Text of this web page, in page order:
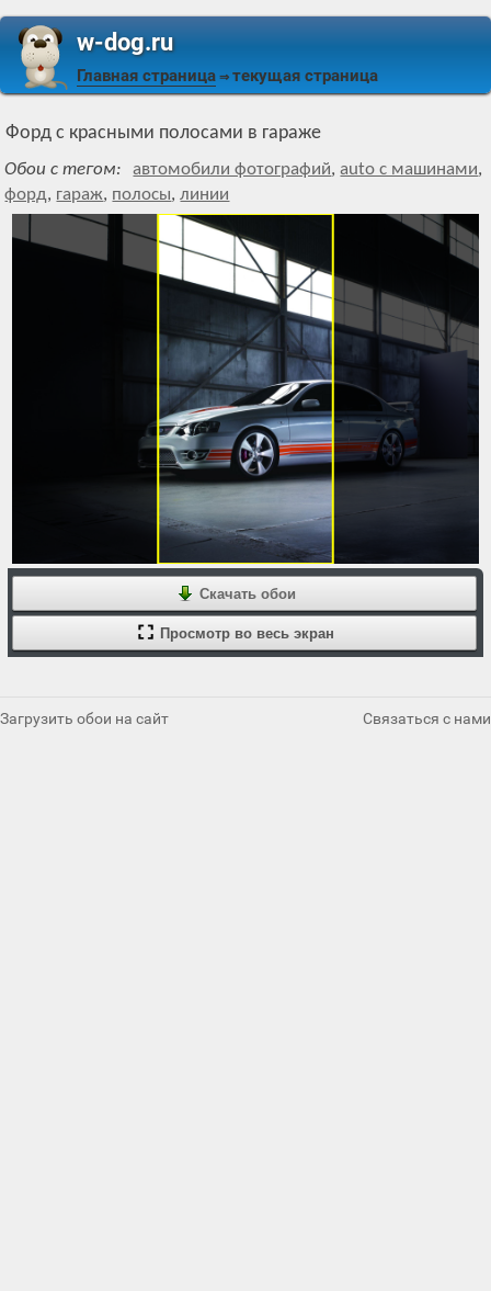
w-dog.ru
Главная страница ⇒ текущая страница
Форд с красными полосами в гараже
Обои с тегом: автомобили фотографий,auto с машинами,
форд, гараж, полосы,линии
Скачать обои
Просмотр во весь экран
Загрузить обои на сайт Связаться с нами